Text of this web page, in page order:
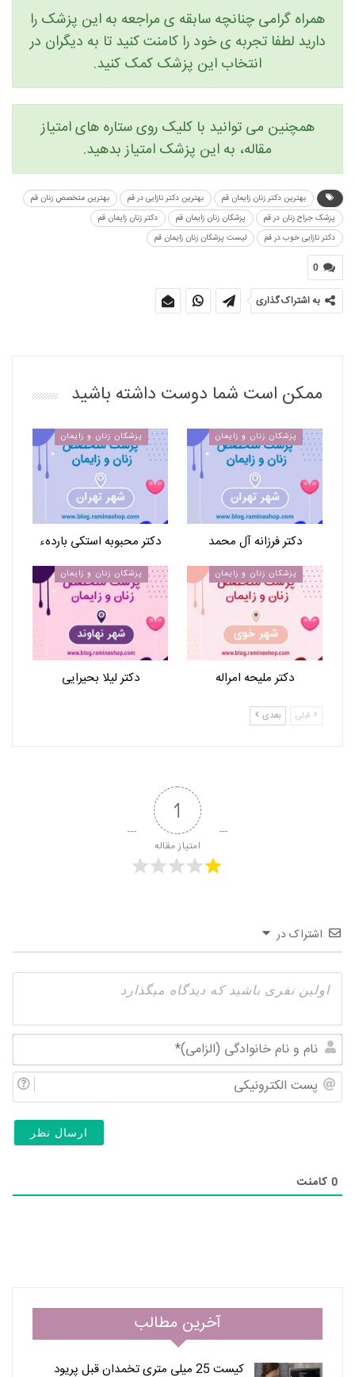
همراه گرامی چنانچه سابقه ی مراجعه به این پزشک را
دارید لطفا تجربه ی خود را کامنت کنید تا به دیگران در
انتخاب این پزشک کمک کنید.
همچنین می توانید با کلیک روی ستاره های امتیاز
مقاله، به این پزشک امتیاز بدهید.
بهترین دکتر زنان زایمان قم بهترین دکتر نازایی در قم
بهترین متخصص زنان قم
پزشک جراح زنان در قم
پزشکان زنان زایمان قم
دکتر زنان زایمان قم
دکتر نازایی خوب در قم
لیست پزشکان زنان زایمان قم
0
به اشتراک گذاری
ممکن است شما دوست داشته باشید
پزشکان زنان و زایمان
دکتر فرزانه آل محمد
پزشکان زنان و زایمان
دکتر محبوبه استکی باردهء
پزشکان زنان و زایمان
دکتر ملیحه امراله
پزشکان زنان و زایمان
دکتر لیلا بحیرایی
قبلی بعدی
1
امتیاز مقاله
اشتراک در
و
0 کامنت
آخرین مطالب
کیست 25 میلی متری تخمدان قبل پریود